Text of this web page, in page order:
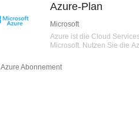
Azure-Plan
Microsoft
Azure ist die Cloud
Microsoft. Nutzen Sie die Azure Services, um
skalierbare Lösung
Azure Abonnement